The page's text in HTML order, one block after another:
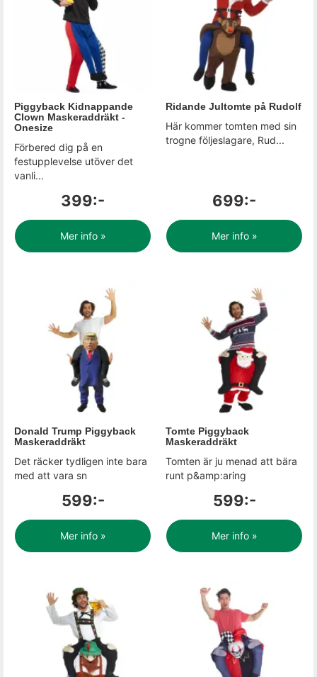
Piggyback Kidnappande
Clown Maskeraddräkt -
Onesize
Förbered dig på en
festupplevelse utöver det
vanli...
399:-
Mer info »
Ridande Jultomte på Rudolf
Här kommer tomten med sin
trogne följeslagare, Rud...
699:-
Mer info »
Donald Trump Piggyback
Maskeraddräkt
Det räcker tydligen inte bara
med att vara sn
599:-
Mer info »
Tomte Piggyback
Maskeraddräkt
Tomten är ju menad att bära
runt p&amp:aring
599:-
Mer info »